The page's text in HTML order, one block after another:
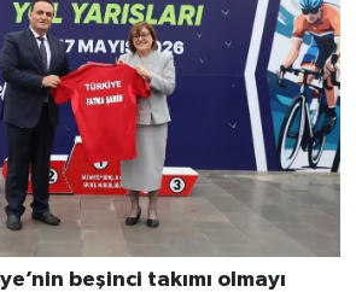
beşinci takımı olmayı